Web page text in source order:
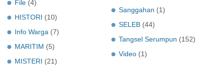
File (4)
HISTORI (10)
Info Warga (7)
MARITIM (5)
MISTERI (21)
Sanggahan (1)
SELEB (44)
Tangsel Serumpun (152)
Video (1)